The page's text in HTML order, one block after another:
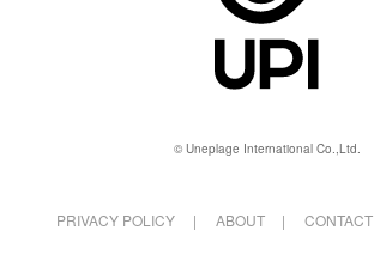
© Uneplage International Co.,Ltd.
PRIVACY POLICY ABOUT CONTACT